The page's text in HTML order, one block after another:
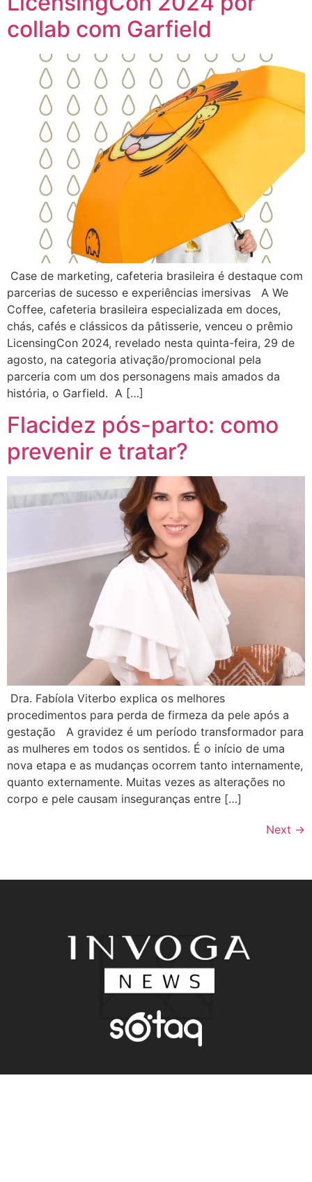
collab com Garfield
Case de marketing, cafeteria brasileira é destaque com
parcerias de sucesso e experiências imersivas A We
Coffee, cafeteria brasileira especializada em doces,
chás, cafés e clássicos da pâtisserie, venceu o prêmio
LicensingCon 2024, revelado nesta quinta-feira, 29 de
agosto, na categoria ativação/promocional pela
parceria com um dos personagens mais amados da
história, o Garfield. A […]
Flacidez pós-parto: como
prevenir e tratar?
Dra. Fabíola Viterbo explica os melhores
procedimentos para perda de firmeza da pele após a
gestação A gravidez é um período transformador para
as mulheres em todos os sentidos. É o início de uma
nova etapa e as mudanças ocorrem tanto internamente,
quanto externamente. Muitas vezes as alterações no
corpo e pele causam inseguranças entre […]
Next →